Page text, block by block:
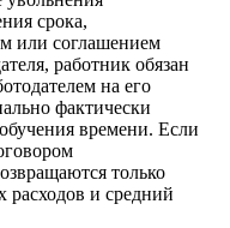
срока,
или соглашением
работник обязан
на его
фактически
времени. Если
только
расходов и средний